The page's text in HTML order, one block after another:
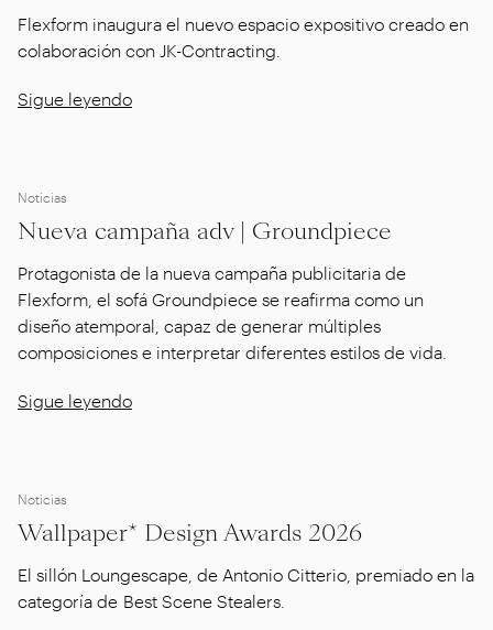
Flexform inaugura el nuevo espacio expositivo creado en
colaboración con JK-Contracting.
Sigue leyendo
Noticias
Nueva campaña adv | Groundpiece
Protagonista de la nueva campaña publicitaria de
Flexform, el sofá Groundpiece se reafirma como un
diseño atemporal, capaz de generar múltiples
composiciones e interpretar diferentes estilos de vida.
Sigue leyendo
Noticias
Wallpaper* Design Awards 2026
El sillón Loungescape, de Antonio Citterio, premiado en la
categoría de Best Scene Stealers.